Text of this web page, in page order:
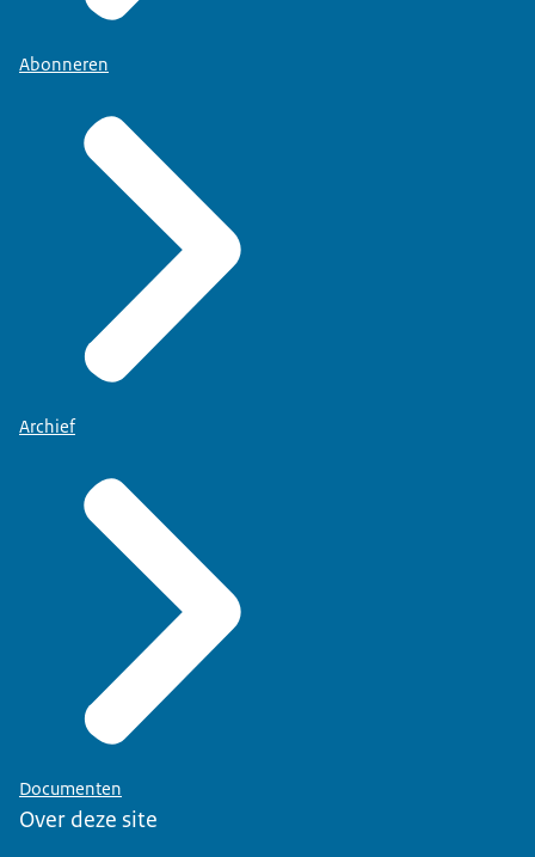
Abonneren
Archief
Documenten
Over deze site